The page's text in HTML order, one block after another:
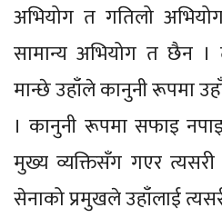
अभियोग त गतिलो
सामान्य अभियोग त छैन ।
मान्छे उहाँले कानुनी रूपमा
। कानुनी रूपमा सफाइ
मुख्य व्यक्तिसँग गएर
सेनाको प्रमुखले उहाँलाई